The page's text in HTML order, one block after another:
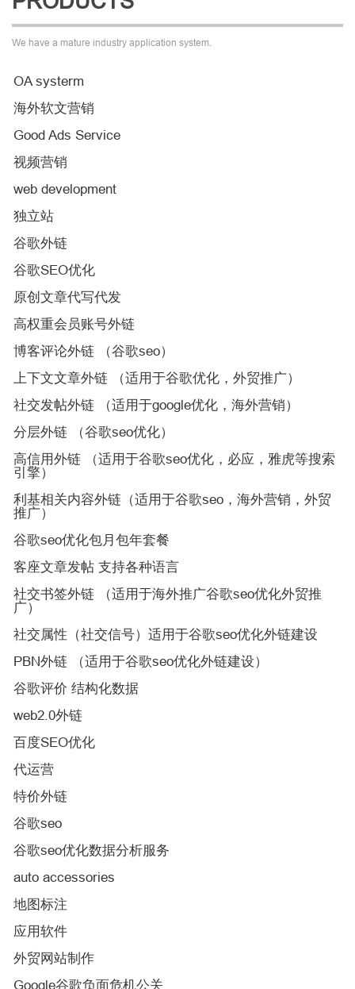
We have a mature industry application system.
OA systerm
海外软文营销
Good Ads Service
视频营销
web development
独立站
谷歌外链
谷歌SEO优化
原创文章代写代发
高权重会员账号外链
博客评论外链 （谷歌seo）
上下文文章外链 （适用于谷歌优化，外贸推广）
社交发帖外链 （适用于google优化，海外营销）
分层外链 （谷歌seo优化）
高信用外链 （适用于谷歌seo优化，必应，雅虎等搜索
引擎）
利基相关内容外链（适用于谷歌seo，海外营销，外贸
推广）
谷歌seo优化包月包年套餐
客座文章发帖 支持各种语言
社交书签外链 （适用于海外推广谷歌seo优化外贸推
广）
社交属性（社交信号）适用于谷歌seo优化外链建设
PBN外链 （适用于谷歌seo优化外链建设）
谷歌评价 结构化数据
web2.0外链
百度SEO优化
代运营
特价外链
谷歌seo
谷歌seo优化数据分析服务
auto accessories
地图标注
应用软件
外贸网站制作
Google谷歌负面危机公关